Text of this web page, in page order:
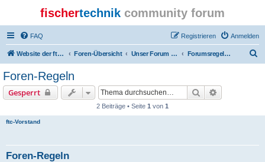
fischertechnik community forum
FAQ Anmelden
Registrieren
Website der ftcommunity Foren-Übersicht Unser Forum - our board Forumsregeln - board rules
Foren-Regeln
Gesperrt Suche
2 Beiträge • Seite 1 von 1
ftc-Vorstand
Foren-Regeln